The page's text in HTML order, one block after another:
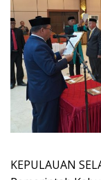
KEPULAUAN